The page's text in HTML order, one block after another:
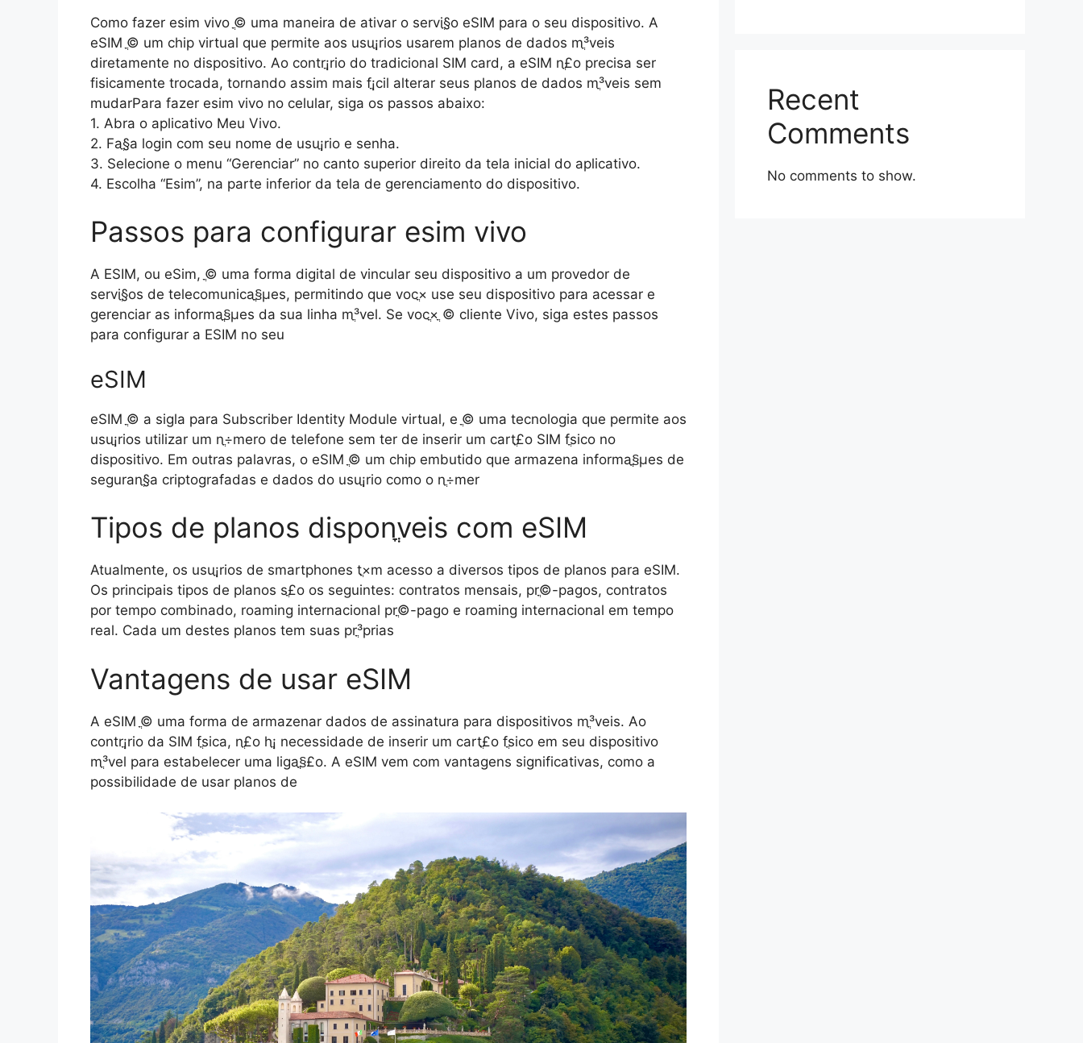
Como fazer esim vivo ֳ© uma maneira de ativar o serviֳ§o eSIM para o seu dispositivo. A
eSIM ֳ© um chip virtual que permite aos usuֳ¡rios usarem planos de dados mֳ³veis
diretamente no dispositivo. Ao contrֳ¡rio do tradicional SIM card, a eSIM nֳ£o precisa ser
fisicamente trocada, tornando assim mais fֳ¡cil alterar seus planos de dados mֳ³veis sem
mudarPara fazer esim vivo no celular, siga os passos abaixo:
1. Abra o aplicativo Meu Vivo.
2. Faֳ§a login com seu nome de usuֳ¡rio e senha.
3. Selecione o menu “Gerenciar” no canto superior direito da tela inicial do aplicativo.
4. Escolha “Esim”, na parte inferior da tela de gerenciamento do dispositivo.
Passos para configurar esim vivo
A ESIM, ou eSim, ֳ© uma forma digital de vincular seu dispositivo a um provedor de
serviֳ§os de telecomunicaֳ§ֳµes, permitindo que vocֳ× use seu dispositivo para acessar e
gerenciar as informaֳ§ֳµes da sua linha mֳ³vel. Se vocֳ× ֳ© cliente Vivo, siga estes passos
para configurar a ESIM no seu
eSIM
eSIM ֳ© a sigla para Subscriber Identity Module virtual, e ֳ© uma tecnologia que permite aos
usuֳ¡rios utilizar um nֳ÷mero de telefone sem ter de inserir um cartֳ£o SIM fֳ­sico no
dispositivo. Em outras palavras, o eSIM ֳ© um chip embutido que armazena informaֳ§ֳµes de
seguranֳ§a criptografadas e dados do usuֳ¡rio como o nֳ÷mer
Tipos de planos disponֳ­veis com eSIM
Atualmente, os usuֳ¡rios de smartphones tֳ×m acesso a diversos tipos de planos para eSIM.
Os principais tipos de planos sֳ£o os seguintes: contratos mensais, prֳ©-pagos, contratos
por tempo combinado, roaming internacional prֳ©-pago e roaming internacional em tempo
real. Cada um destes planos tem suas prֳ³prias
Vantagens de usar eSIM
A eSIM ֳ© uma forma de armazenar dados de assinatura para dispositivos mֳ³veis. Ao
contrֳ¡rio da SIM fֳ­sica, nֳ£o hֳ¡ necessidade de inserir um cartֳ£o fֳ­sico em seu dispositivo
mֳ³vel para estabelecer uma ligaֳ§ֳ£o. A eSIM vem com vantagens significativas, como a
possibilidade de usar planos de
Recent
Comments
No comments to show.